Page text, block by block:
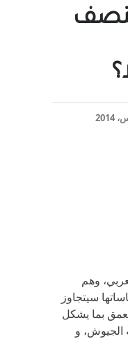
وهم
سيتجاوز
بما يشكل
الجيوش، و